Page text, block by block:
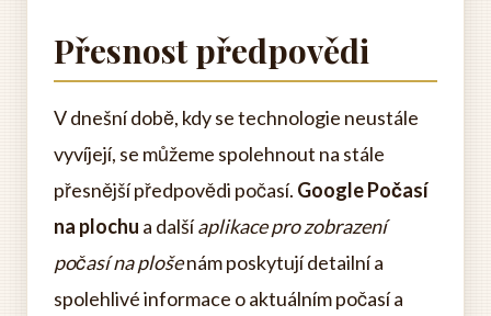
Přesnost předpovědi
V dnešní době, kdy se technologie neustále
vyvíjejí, se můžeme spolehnout na stále
přesnější předpovědi počasí. Google Počasí
na plochu a dalšíaplikace pro zobrazení
počasí na plošenám poskytují detailní a
spolehlivé informace o aktuálním počasí a